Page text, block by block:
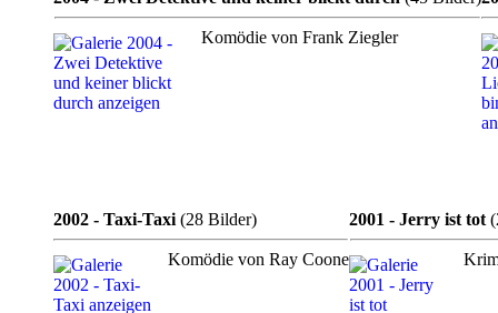
Komödie von Frank Ziegler
2002 - Taxi-Taxi (28 Bilder)
Komödie von Ray Coone
2001 - Jerry ist tot